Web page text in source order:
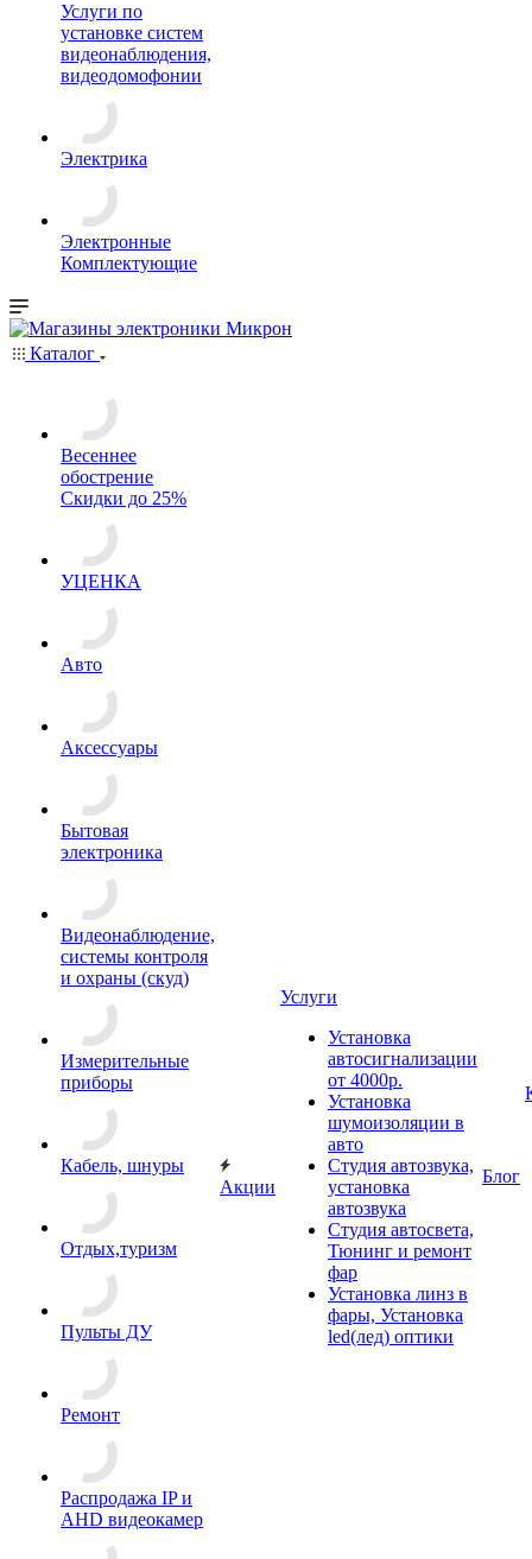
Услуги по
установке систем
видеонаблюдения,
видеодомофонии
Электрика
Электронные
Комплектующие
Каталог
Весеннее
обострение
Скидки до 25%
УЦЕНКА
Авто
Аксессуары
Бытовая
электроника
Видеонаблюдение,
системы контроля
и охраны (скуд)
Измерительные
приборы
Кабель, шнуры
Отдых,туризм
Пульты ДУ
Ремонт
Распродажа IP и
AHD видеокамер
Акции
Услуги
Установка
автосигнализации
от 4000р.
Установка
шумоизоляции в
авто
Студия автозвука,
установка
автозвука
Студия автосвета,
Тюнинг и ремонт
фар
Установка линз в
фары, Установка
led(лед) оптики
Блог